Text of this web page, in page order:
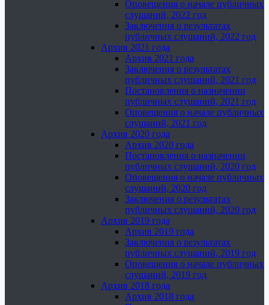
Оповещения о начале публичных
слушаний, 2022 год
Заключения о результатах
публичных слушаний, 2022 год
Архив 2021 года
Архив 2021 года
Заключения о результатах
публичных слушаний, 2021 год
Постановления о назначении
публичных слушаний, 2021 год
Оповещения о начале публичных
слушаний, 2021 год
Архив 2020 года
Архив 2020 года
Постановления о назначении
публичных слушаний, 2020 год
Оповещения о начале публичных
слушаний, 2020 год
Заключения о результатах
публичных слушаний, 2020 год
Архив 2019 года
Архив 2019 года
Заключения о результатах
публичных слушаний, 2019 год
Оповещения о начале публичных
слушаний, 2019 год
Архив 2018 года
Архив 2018 года